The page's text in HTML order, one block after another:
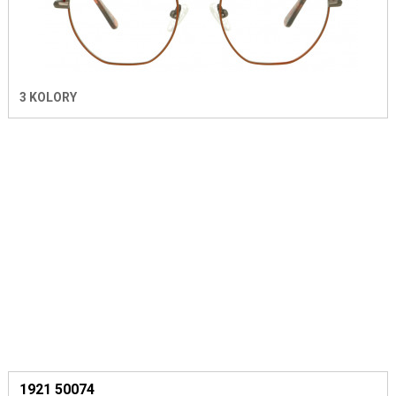
3 KOLORY
1921 50074